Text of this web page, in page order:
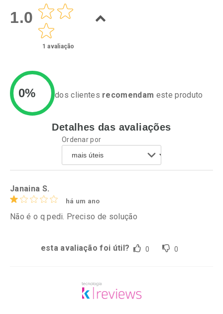
Ativar Desconto
Comprar sem Desconto
Por R$ 33,99/cada
Comprar sem Desconto
Ativar Desconto
Comprar sem Desconto
Por R$ 29,60/cada
1.0
1 avaliação
0% dos clientes recomendam este produto
Detalhes das avaliações
Ordenar por
Janaina S.
há um ano
Não é o q pedi. Preciso de solução
esta avaliação foi útil? 0 0